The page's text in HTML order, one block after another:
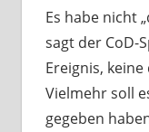
Es habe nicht
sagt der CoD-
Ereignis,
Vielmehr soll
gegeben